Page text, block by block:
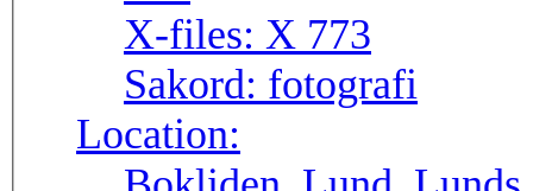
X-files: X 773
Sakord: fotografi
Location: